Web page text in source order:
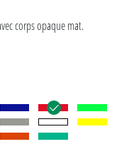
corps opaque mat.